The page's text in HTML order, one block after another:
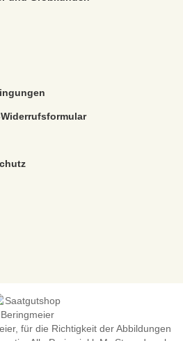
für die Richtigkeit der Abbildungen